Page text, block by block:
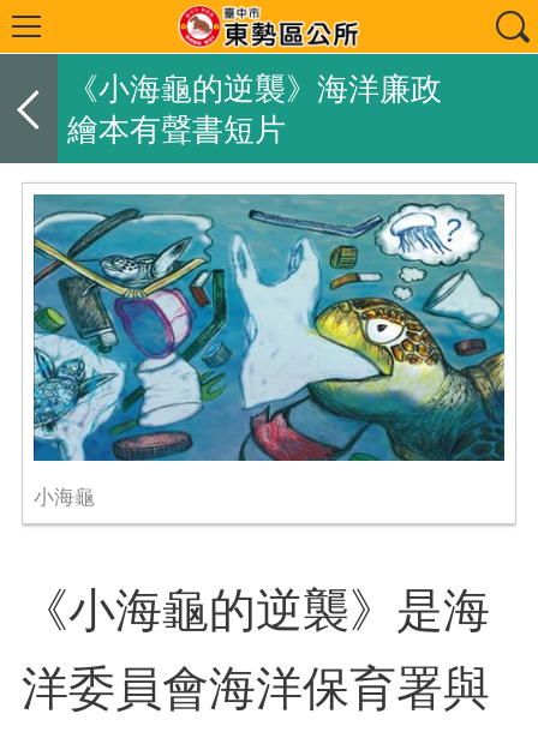
《小海龜的逆襲》海洋廉政
繪本有聲書短片
小海龜
《小海龜的逆襲》是海
洋委員會海洋保育署與